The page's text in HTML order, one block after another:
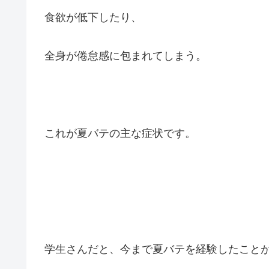
食欲が低下したり、
全身が倦怠感に包まれてしまう。
これが夏バテの主な症状です。
学生さんだと、今まで夏バテを経験したこと